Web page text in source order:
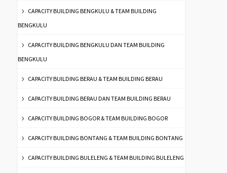
CAPACITY BUILDING BENGKULU & TEAM BUILDING
BENGKULU
CAPACITY BUILDING BENGKULU DAN TEAM BUILDING
BENGKULU
CAPACITY BUILDING BERAU & TEAM BUILDING BERAU
CAPACITY BUILDING BERAU DAN TEAM BUILDING BERAU
CAPACITY BUILDING BOGOR & TEAM BUILDING BOGOR
CAPACITY BUILDING BONTANG & TEAM BUILDING BONTANG
CAPACITY BUILDING BULELENG & TEAM BUILDING BULELENG